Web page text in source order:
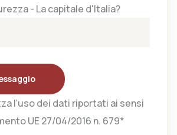
- La capitale d'Italia?
l’uso dei dati riportati ai sensi
UE 27/04/2016 n. 679*